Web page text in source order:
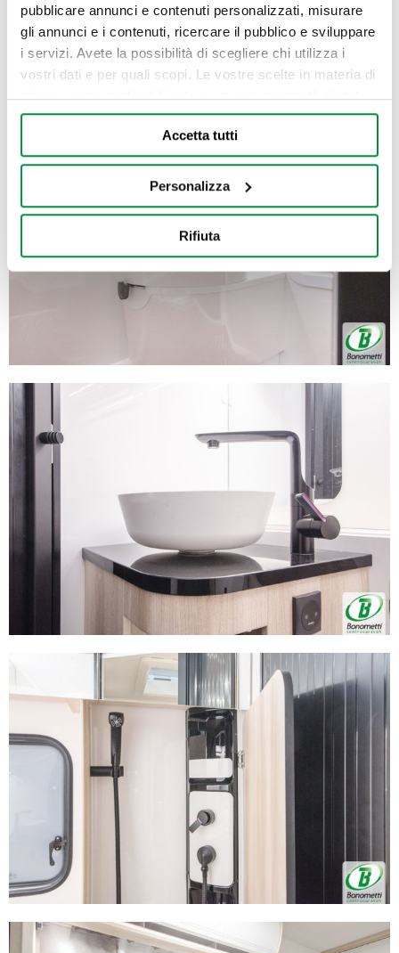
pubblicare annunci e contenuti personalizzati, misurare
gli annunci e i contenuti, ricercare il pubblico e sviluppare
i servizi. Avete la possibilità di scegliere chi utilizza i
vostri dati e per quali scopi. Le vostre scelte in materia di
privacy sono applicabili solo su questa proprietà digitale
in cui avete effettuato le vostre scelte. È possibile
modificare o revocare il proprio consenso in qualsiasi
momento dalla Dichiarazione sui cookie o facendo clic
sull'icona di attivazione della privacy.
geografica, con un'approssimazione di qualche
attivamente alla ricerca di caratteristiche specifiche
(impronte digitali).
Approfondisci come vengono elaborati i tuoi dati personali
e imposta le tue preferenze nella
modificare o ritirare il tuo consenso in qualsiasi momento
dalla Dichiarazione sui cookie.
Utilizziamo i cookie per personalizzare contenuti ed
annunci, per fornire funzionalità dei social media e per
analizzare il nostro traffico. Condividiamo inoltre
informazioni sul modo in cui utilizza il nostro sito con i
nostri partner che si occupano di analisi dei dati web,
pubblicità e social media, i quali potrebbero combinarle
con altre informazioni che ha fornito loro o che hanno
raccolto dal suo utilizzo dei loro servizi.
Accetta tutti
Personalizza
Rifiuta